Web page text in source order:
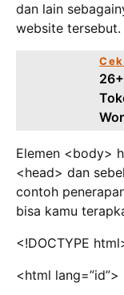
dan lain
website tersebut.
Elemen <body>
<head> dan
contoh
bisa kamu
<!DOCTYPE
<html lang=”id”>